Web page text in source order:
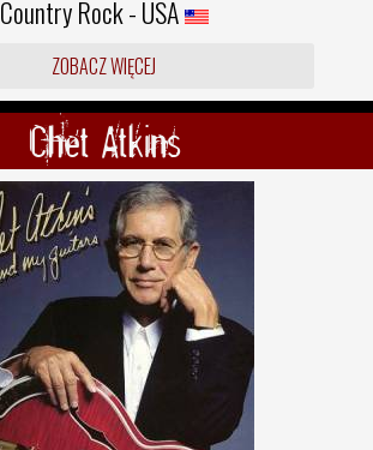
Country Rock - USA
ZOBACZ WIĘCEJ
Chet Atkins